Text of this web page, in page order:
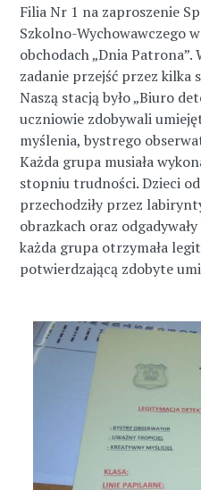
Filia Nr 1 na zaproszenie
Szkolno-Wychowawczego
obchodach „Dnia
zadanie przejść przez kilka
Naszą stacją było „Biuro
uczniowie zdobywali
myślenia, bystrego
Każda grupa musiała
stopniu trudności. Dzieci
przechodziły przez
obrazkach oraz
każda grupa otrzymała
potwierdzającą zdobyte